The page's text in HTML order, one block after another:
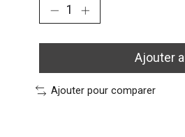
Ajouter
Ajouter pour comparer